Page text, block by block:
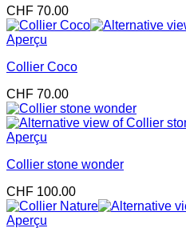
CHF 70.00
Aperçu
Collier Coco
CHF 70.00
Aperçu
Collier stone wonder
CHF 100.00
Aperçu